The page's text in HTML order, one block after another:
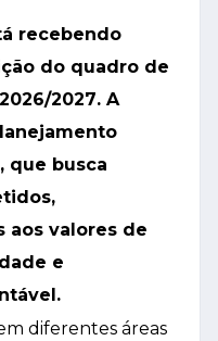
recebendo
do quadro de
2027. A
que busca
aos valores de
e
diferentes áreas